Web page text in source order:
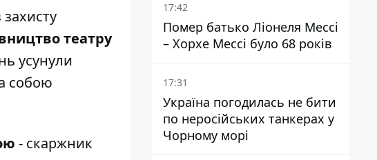
театру
усунули
собою
- скаржник
17:42
Помер батько Ліонеля Мессі
– Хорхе Мессі було 68 років
17:31
Україна погодилась не бити
по неросійських танкерах у
Чорному морі